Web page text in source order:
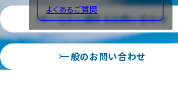
よくあるご質問
サービスに関するお問い合わせ
一般のお問い合わせ